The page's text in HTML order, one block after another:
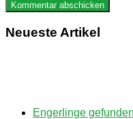
Neueste Artikel
Engerlinge